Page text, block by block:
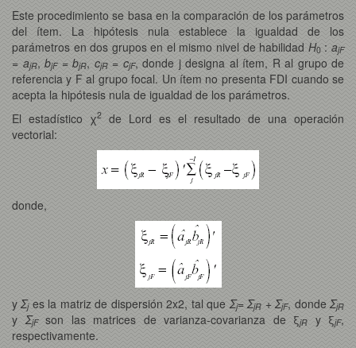
Este procedimiento se basa en la comparación de los parámetros
del ítem. La hipótesis nula establece la igualdad de los
parámetros en dos grupos en el mismo nivel de habilidad H0:ajF
= ajR, bjF= bjR, cjR= cjF, donde j designa al ítem, R al grupo de
referencia y F al grupo focal. Un ítem no presenta FDI cuando se
acepta la hipótesis nula de igualdad de los parámetros.
El estadístico χ2 de Lord es el resultado de una operación
vectorial:
donde,
yΣjes la matriz de dispersión 2x2, tal que Σj=ΣjR +ΣjF, dondeΣjR
y ΣjFson las matrices de varianza-covarianza de ξjR y ξjF,
respectivamente.